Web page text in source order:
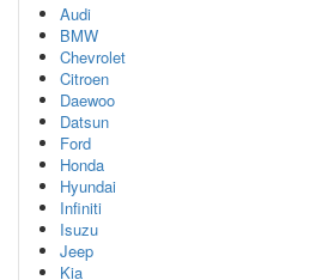
Audi
BMW
Chevrolet
Citroen
Daewoo
Datsun
Ford
Honda
Hyundai
Infiniti
Isuzu
Jeep
Kia